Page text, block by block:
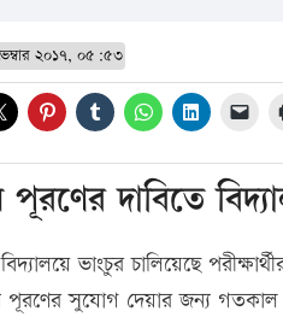
২০১৭, ০৫:৫৩
দাবিতে
ভাংচুর চালিয়েছে
সুযোগ দেয়ার জন্য গতকাল